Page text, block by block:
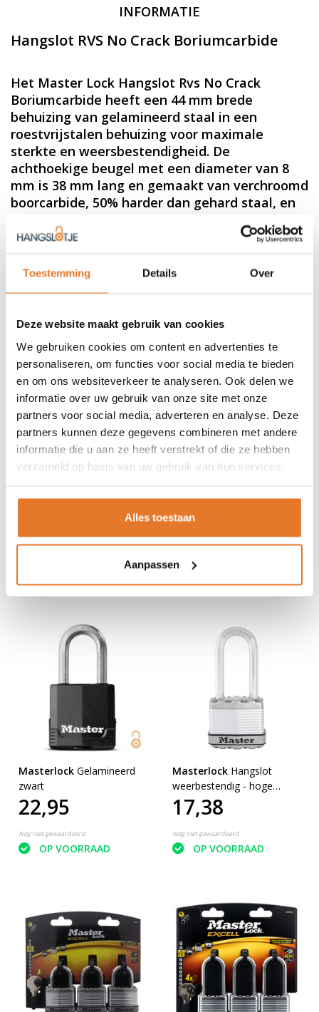
Toestemming Details Over
Deze website maakt gebruik van cookies
We gebruiken cookies om content en advertenties te
personaliseren, om functies voor social media te bieden
en om ons websiteverkeer te analyseren. Ook delen we
informatie over uw gebruik van onze site met onze
partners voor social media, adverteren en analyse. Deze
partners kunnen deze gegevens combineren met andere
informatie die u aan ze heeft verstrekt of die ze hebben
verzameld op basis van uw gebruik van hun services.
Alles toestaan
Aanpassen
INFORMATIE
Hangslot RVS No Crack Boriumcarbide
Het Master Lock Hangslot Rvs No Crack
Boriumcarbide heeft een 44 mm brede
behuizing van gelamineerd staal in een
roestvrijstalen behuizing voor maximale
sterkte en weersbestendigheid. De
achthoekige beugel met een diameter van 8
mm is 38 mm lang en gemaakt van verchroomd
boorcarbide, 50% harder dan gehard staal, en
zagen.
44 mm EXCELL Marine gelamineerde stalen behuizing met
roestvrijstalen kap voor weersbestendigheid
4-pins cilinder
vergrendeling met dubbele kogellagers
4 sleutels
De cilinder met 4 pennen voorkomt pikken en de dubbele
vergrendelingskogellagers bieden maximale weerstand tegen
wrikken en slaan. Commercial Excell® biedt een hoger niveau
van weerbestendigheid en veiligheid voor toepassingen in
openlucht, corrosieve en bijtende omgevingen.
zeker contact met ons op, wij helpen je graag
verder! Voor 15:00 besteld? Morgen op slot!
Masterlock Gelamineerd
zwart
22,95
Nog niet gewaardeerd
OP VOORRAAD
Masterlock Hangslot
weerbestendig - hoge
beugel
17,38
Nog niet gewaardeerd
OP VOORRAAD